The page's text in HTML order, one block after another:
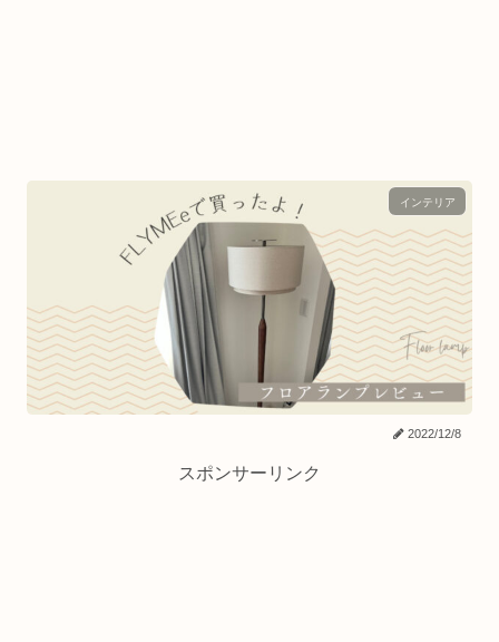
インテリア
2022/12/8
スポンサーリンク